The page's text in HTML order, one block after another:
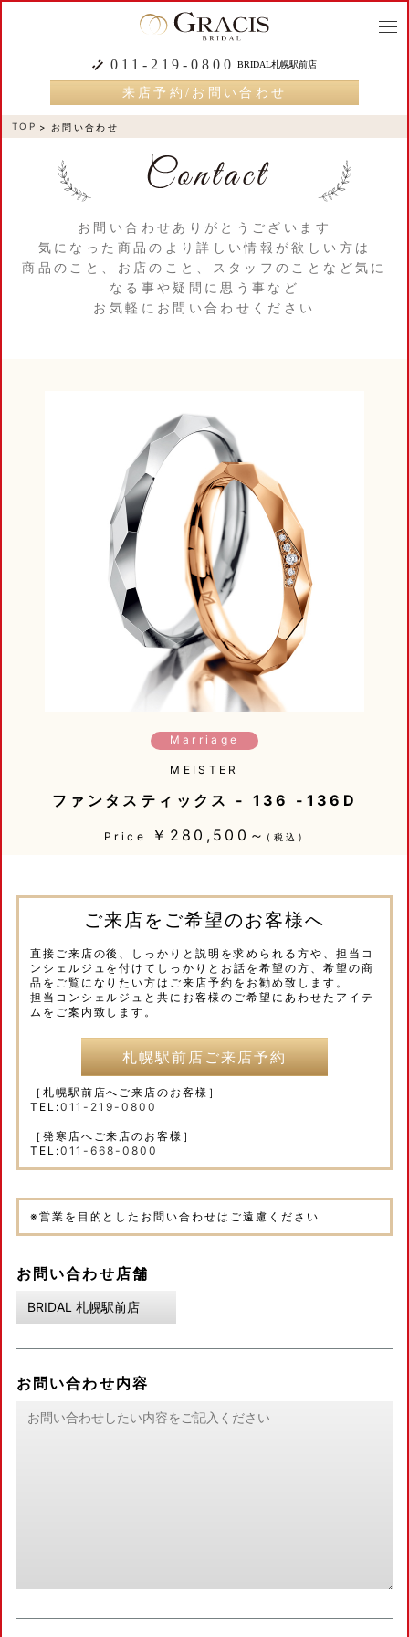
011-219-0800 BRIDAL札幌駅前店
来店予約/お問い合わせ
TOP お問い合わせ
お問い合わせありがとうございます
気になった商品のより詳しい情報が欲しい方は
商品のこと、お店のこと、スタッフのことなど気に
なる事や疑問に思う事など
お気軽にお問い合わせください
ご来店をご希望のお客様へ
直接ご来店の後、しっかりと説明を求められる方や、担当コ
ンシェルジュを付けてしっかりとお話を希望の方、希望の商
品をご覧になりたい方はご来店予約をお勧め致します。
担当コンシェルジュと共にお客様のご希望にあわせたアイテ
ムをご案内致します。
札幌駅前店ご来店予約
［札幌駅前店へご来店のお客様］
TEL:011-219-0800
［発寒店へご来店のお客様］
TEL:011-668-0800
※営業を目的としたお問い合わせはご遠慮ください
お問い合わせ店舗
お問い合わせ内容
Marriage
MEISTER
ファンタスティックス - 136 -136D
Price ￥280,500～ (税込)